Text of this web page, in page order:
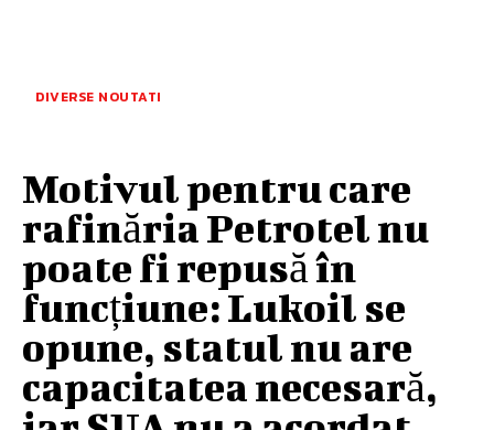
DIVERSE NOUTATI
Motivul pentru care
rafinăria Petrotel nu
poate fi repusă în
funcțiune: Lukoil se
opune, statul nu are
capacitatea necesară,